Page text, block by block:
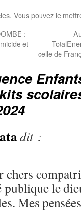
. Vous pouvez le
:
et
celle de
dit :
chers
publique le
Mes